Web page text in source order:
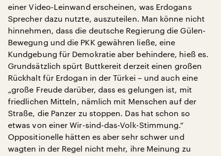
einer Video-Leinwand erscheinen, was Erdogans
Sprecher dazu nutzte, auszuteilen. Man könne nicht
hinnehmen, dass die deutsche Regierung die Gülen-
Bewegung und die PKK gewähren ließe, eine
Kundgebung für Demokratie aber behindere, hieß es.
Grundsätzlich spürt Buttkereit derzeit einen großen
Rückhalt für Erdogan in der Türkei – und auch eine
„große Freude darüber, dass es gelungen ist, mit
friedlichen Mitteln, nämlich mit Menschen auf der
Straße, die Panzer zu stoppen. Das hat schon so
etwas von einer Wir-sind-das-Volk-Stimmung.“
Oppositionelle hätten es aber sehr schwer und
wagten in der Regel nicht mehr, ihre Meinung zu